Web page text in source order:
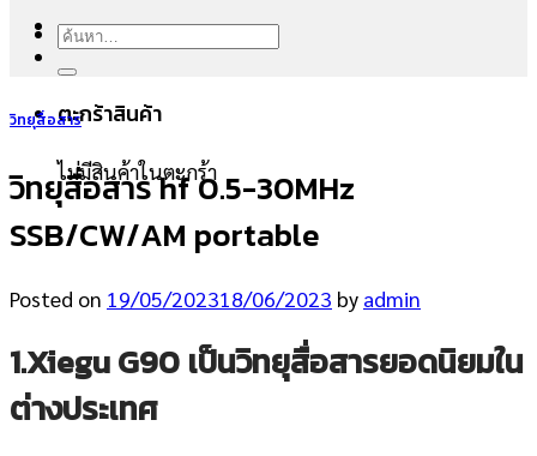
ตะกร้าสินค้า
ไม่มีสินค้าในตะกร้า
ค้นหา:
วิทยุสื่อสาร
วิทยุสื่อสาร hf 0.5-30MHz
SSB/CW/AM portable
Posted on 19/05/202318/06/2023 by admin
1.Xiegu G90 เป็นวิทยุสื่อสารยอดนิยมใน
ต่างประเทศ